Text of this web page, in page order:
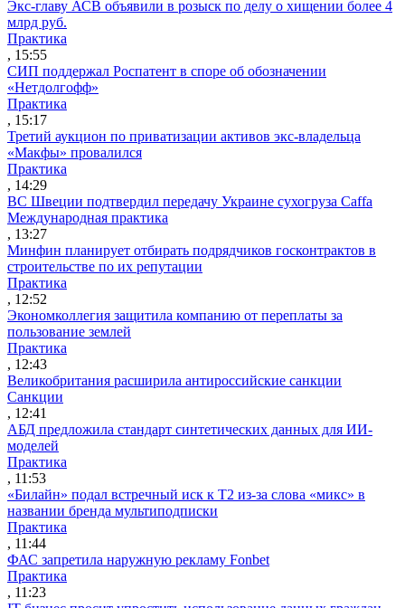
Экс-главу АСВ объявили в розыск по делу о хищении более 4
млрд руб.
Практика
, 15:55
СИП поддержал Роспатент в споре об обозначении
«Нетдолгофф»
Практика
, 15:17
Третий аукцион по приватизации активов экс-владельца
«Макфы» провалился
Практика
, 14:29
ВС Швеции подтвердил передачу Украине сухогруза Caffa
Международная практика
, 13:27
Минфин планирует отбирать подрядчиков госконтрактов в
строительстве по их репутации
Практика
, 12:52
Экономколлегия защитила компанию от переплаты за
пользование землей
Практика
, 12:43
Великобритания расширила антироссийские санкции
Санкции
, 12:41
АБД предложила стандарт синтетических данных для ИИ-
моделей
Практика
, 11:53
«Билайн» подал встречный иск к Т2 из-за слова «микс» в
названии бренда мультиподписки
Практика
, 11:44
ФАС запретила наружную рекламу Fonbet
Практика
, 11:23